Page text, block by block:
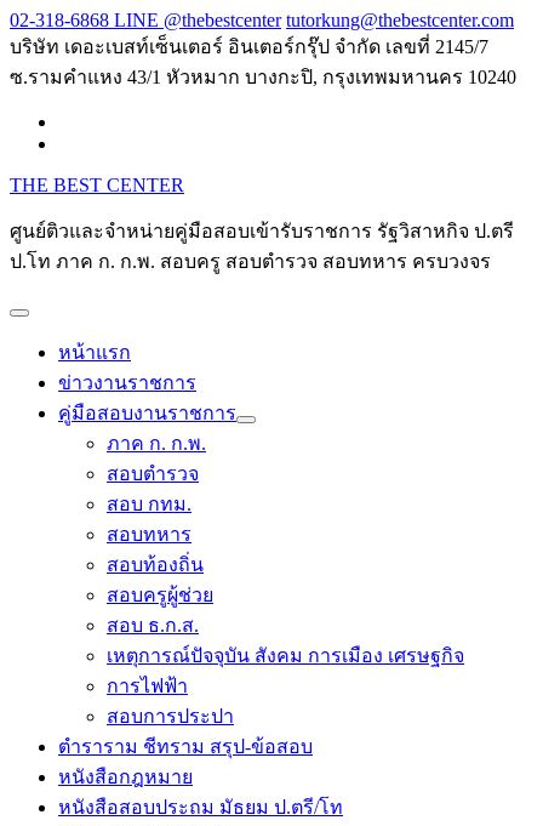
Skip
to
02-318-6868 LINE @thebestcenter tutorkung@thebestcenter.com
บริษัท เดอะเบสท์เซ็นเตอร์ อินเตอร์กรุ๊ป จำกัด เลขที่ 2145/7
ซ.รามคำแหง 43/1 หัวหมาก บางกะปิ, กรุงเทพมหานคร 10240
THE BEST CENTER
ศูนย์ติวและจำหน่ายคู่มือสอบเข้ารับราชการ รัฐวิสาหกิจ ป.ตรี
ป.โท ภาค ก. ก.พ. สอบครู สอบตำรวจ สอบทหาร ครบวงจร
หน้าแรก
ข่าวงานราชการ
คู่มือสอบงานราชการ
ภาค ก. ก.พ.
สอบตำรวจ
สอบ กทม.
สอบทหาร
สอบท้องถิ่น
สอบครูผู้ช่วย
สอบ ธ.ก.ส.
เหตุการณ์ปัจจุบัน สังคม การเมือง เศรษฐกิจ
การไฟฟ้า
สอบการประปา
ตำราราม ชีทราม สรุป-ข้อสอบ
หนังสือกฎหมาย
หนังสือสอบประถม มัธยม ป.ตรี/โท